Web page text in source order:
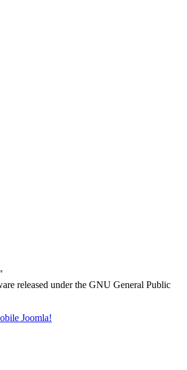
released under the GNU General Public
Joomla!